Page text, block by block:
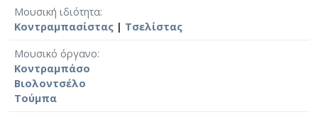
Μουσική ιδιότητα
Κοντραμπασίστας | Τσελίστας
Μουσικό όργανο
Κοντραμπάσο
Βιολοντσέλο
Τούμπα